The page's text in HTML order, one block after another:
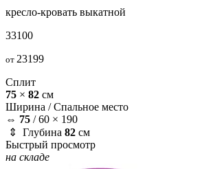
кресло-кровать выкатной
33100
от 23199
Сплит
75 × 82 см
Ширина /Спальное место
⇔ 75 /60 × 190
⇕ Глубина 82 см
Быстрый просмотр
на складе